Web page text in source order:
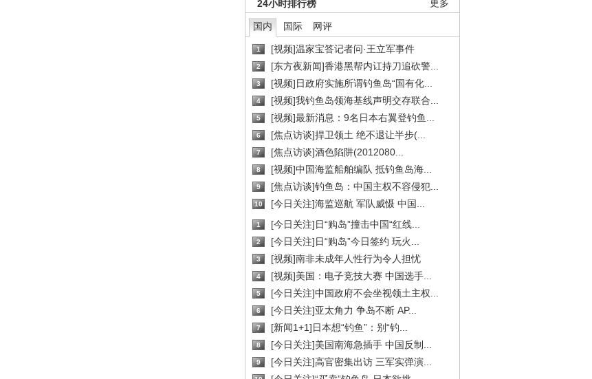
更多
24小时排行榜
国内 国际 网评
1 [视频]温家宝答记者问·王立军事件
2 [东方夜新闻]香港黑帮内讧持刀追砍警...
3 [视频]日政府实施所谓钓鱼岛“国有化...
4 [视频]我钓鱼岛领海基线声明交存联合...
5 [视频]最新消息：9名日本右翼登钓鱼...
6 [焦点访谈]捍卫领土 绝不退让半步(...
7 [焦点访谈]酒色陷阱(2012080...
8 [视频]中国海监船舶编队 抵钓鱼岛海...
9 [焦点访谈]钓鱼岛：中国主权不容侵犯...
10 [今日关注]海监巡航 军队威慑 中国...
1 [今日关注]日“购岛”撞击中国“红线...
2 [今日关注]日“购岛”今日签约 玩火...
3 [视频]南非未成年人性行为令人担忧
4 [视频]美国：电子竞技大赛 中国选手...
5 [今日关注]中国政府不会坐视领土主权...
6 [今日关注]亚太角力 争岛不断 AP...
7 [新闻1+1]日本想“钓鱼”：别“钓...
8 [今日关注]美国南海急插手 中国反制...
9 [今日关注]高官密集出访 三军实弹演...